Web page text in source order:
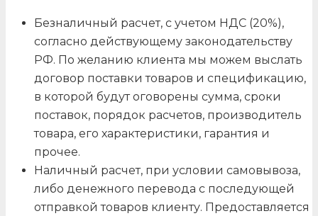
Безналичный расчет, с учетом НДС (20%),
согласно действующему законодательству
РФ. По желанию клиента мы можем выслать
договор поставки товаров и спецификацию,
в которой будут оговорены сумма, сроки
поставок, порядок расчетов, производитель
товара, его характеристики, гарантия и
прочее.
Наличный расчет, при условии самовывоза,
либо денежного перевода с последующей
отправкой товаров клиенту. Предоставляется